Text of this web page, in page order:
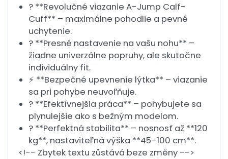
? **Revolučné viazanie A-Jump Calf-
Cuff** – maximálne pohodlie a pevné
uchytenie.
? **Presné nastavenie na vašu nohu** –
žiadne univerzálne popruhy, ale skutočne
individuálny fit.
⚡ **Bezpečné upevnenie lýtka** – viazanie
sa pri pohybe neuvoľňuje.
? **Efektívnejšia práca** – pohybujete sa
plynulejšie ako s bežným modelom.
?️ **Perfektná stabilita** – nosnosť až **120
kg**, nastaviteľná výška **45–100 cm**.
<!-- Zbytek textu zůstává beze změny -->